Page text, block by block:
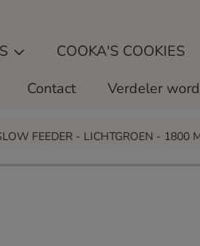
COOKA'S COOKIES
Contact Verdeler
FEEDER - LICHTGROEN -